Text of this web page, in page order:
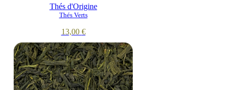
Thés d'Origine
Thés Verts
13,00 €